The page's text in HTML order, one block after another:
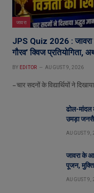
जावरा
JPS Quiz 2026 : जावरा
गौरव’ क्विज प्रतियोगिता,
BY EDITOR AUGUST 9, 2026
– चार सदनों के विद्यार्थियों ने
ढोल-मांदल
उमड़ा
AUGUST 9,
जावरा के
पूजन,
AUGUST 9,